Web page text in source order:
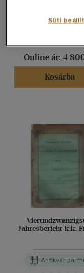
Vélemény szerint
Online ár: 4
Kosárba
Jahresbericht k.k.
Antikvár
Süti